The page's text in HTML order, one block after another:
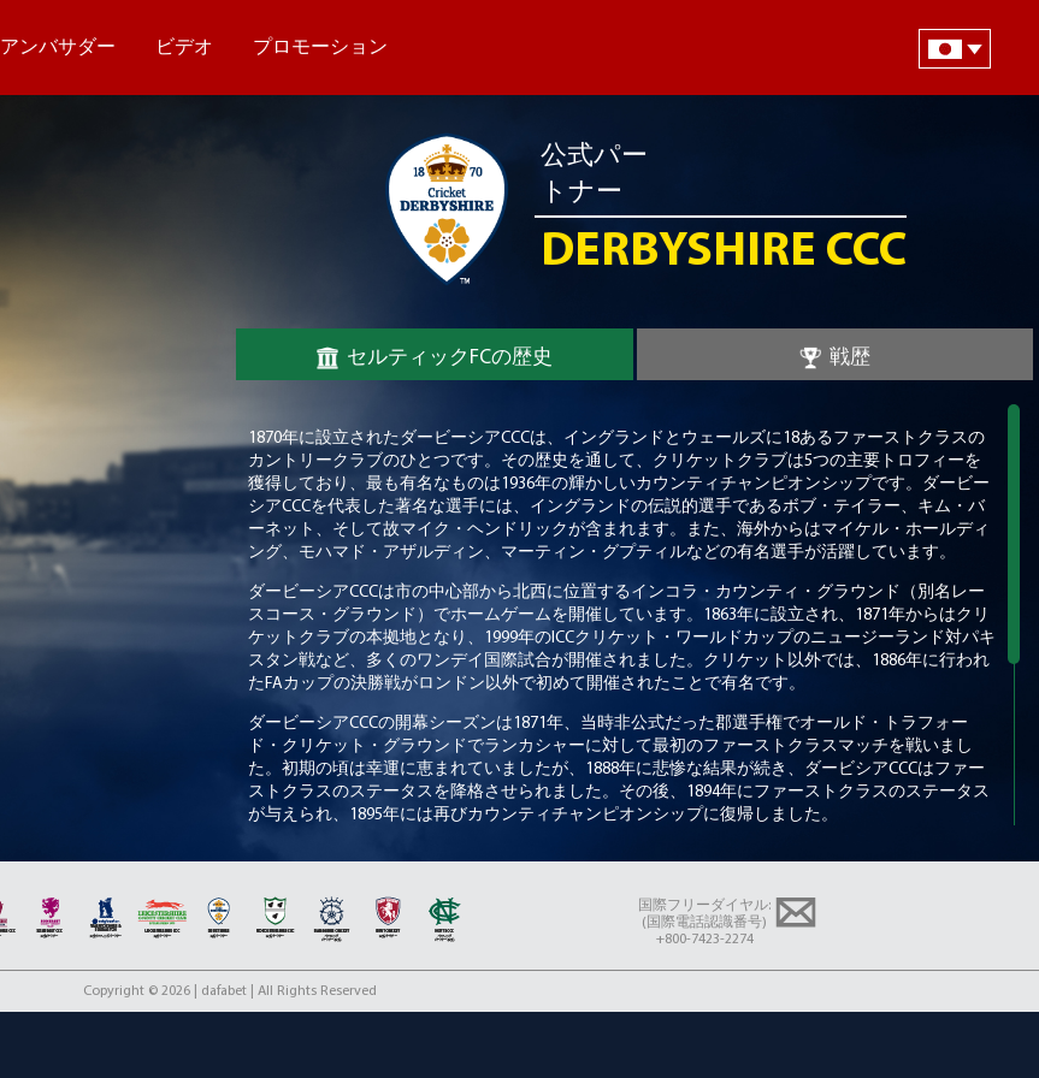
アンバサダー ビデオ プロモーション
公式パー
トナー
DERBYSHIRE CCC
セルティックFCの歴史 戦歴
1870年に設立されたダービーシアCCCは、イングランドとウェールズに18あるファーストクラスの
カントリークラブのひとつです。その歴史を通して、クリケットクラブは5つの主要トロフィーを
獲得しており、最も有名なものは1936年の輝かしいカウンティチャンピオンシップです。ダービー
シアCCCを代表した著名な選手には、イングランドの伝説的選手であるボブ・テイラー、キム・バ
ーネット、そして故マイク・ヘンドリックが含まれます。また、海外からはマイケル・ホールディ
ング、モハマド・アザルディン、マーティン・グプティルなどの有名選手が活躍しています。
ダービーシアCCCは市の中心部から北西に位置するインコラ・カウンティ・グラウンド（別名レー
スコース・グラウンド）でホームゲームを開催しています。1863年に設立され、1871年からはクリ
ケットクラブの本拠地となり、1999年のICCクリケット・ワールドカップのニュージーランド対パキ
スタン戦など、多くのワンデイ国際試合が開催されました。クリケット以外では、1886年に行われ
たFAカップの決勝戦がロンドン以外で初めて開催されたことで有名です。
ダービーシアCCCの開幕シーズンは1871年、当時非公式だった郡選手権でオールド・トラフォー
ド・クリケット・グラウンドでランカシャーに対して最初のファーストクラスマッチを戦いまし
た。初期の頃は幸運に恵まれていましたが、1888年に悲惨な結果が続き、ダービシアCCCはファー
ストクラスのステータスを降格させられました。その後、1894年にファーストクラスのステータス
が与えられ、1895年には再びカウンティチャンピオンシップに復帰しました。
してからのことでした。トミー・ミッチェル、ビル・コープスン、ジョージとアルフのポープ兄弟
が、ダービシアCCCは相手打線を切り崩しました。1936年、ダービーシアCCCは28試合中13試合に勝
利し、そのうち5試合はファーストイニングトータルしか必要としませんでした。
2013年シーズン終了後、ダービーシャーCCCは、国内3つの大会においてより一貫した存在感を示す
ことを目的に、新たなパフォーマンス文化を規定しました。ミッキー・アーサーをヘッド・オブ・
国際フリーダイヤル:
(国際電話認識番号)
+800-7423-2274
Copyright © 2026 | dafabet | All Rights Reserved